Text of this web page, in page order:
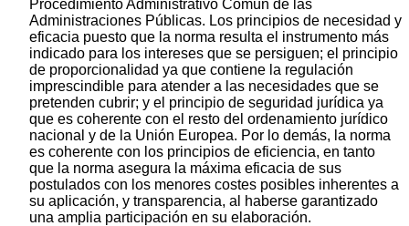
Procedimiento Administrativo Común de las
Administraciones Públicas. Los principios de necesidad y
eficacia puesto que la norma resulta el instrumento más
indicado para los intereses que se persiguen; el principio
de proporcionalidad ya que contiene la regulación
imprescindible para atender a las necesidades que se
pretenden cubrir; y el principio de seguridad jurídica ya
que es coherente con el resto del ordenamiento jurídico
nacional y de la Unión Europea. Por lo demás, la norma
es coherente con los principios de eficiencia, en tanto
que la norma asegura la máxima eficacia de sus
postulados con los menores costes posibles inherentes a
su aplicación, y transparencia, al haberse garantizado
una amplia participación en su elaboración.